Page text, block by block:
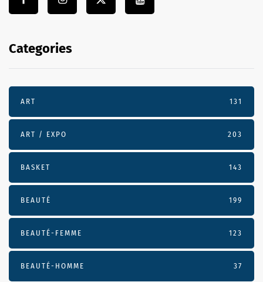
Categories
ART 131
ART / EXPO 203
BASKET 143
BEAUTÉ 199
BEAUTÉ-FEMME 123
BEAUTÉ-HOMME 37